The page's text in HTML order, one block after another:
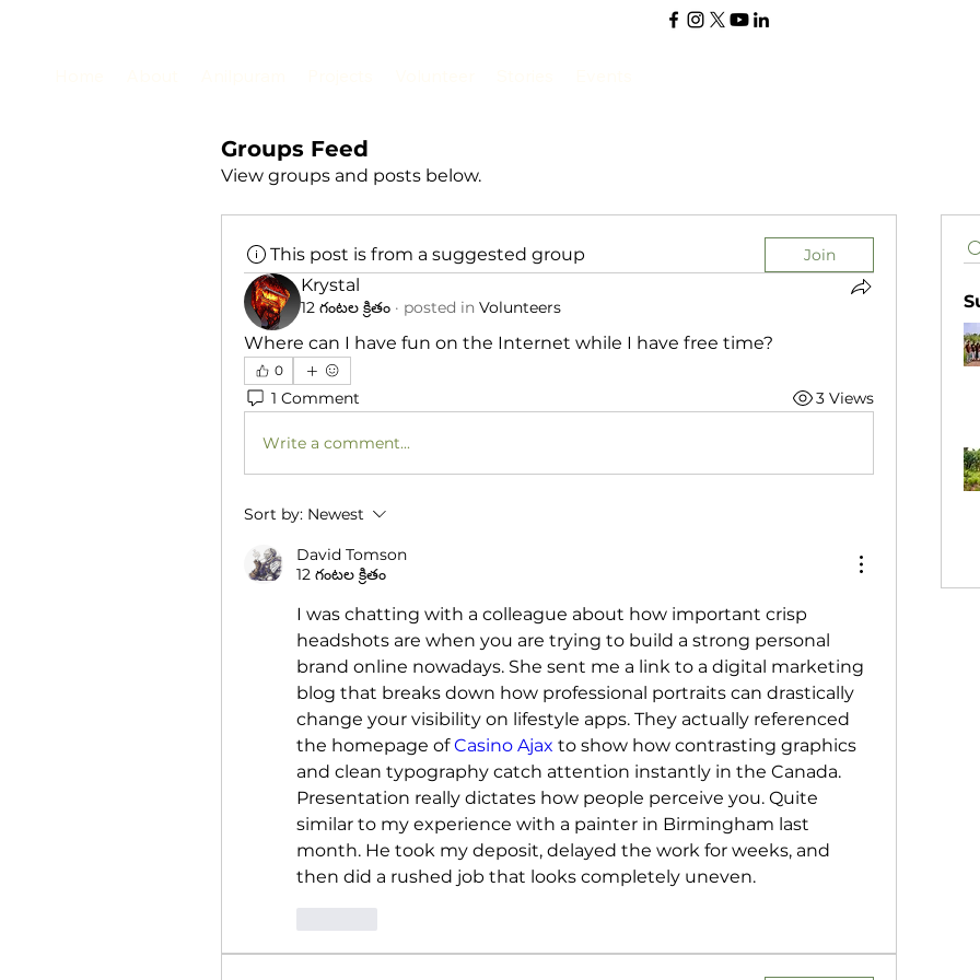
Groups Feed
View groups and posts below.
This post is from a suggested group Join
Krystal
12 గంటల క్రితం · posted in Volunteers
Where can I have fun on the Internet while I have free time?
0
1 Comment 3 Views
Write a comment...
Sort by: Newest
David Tomson
12 గంటల క్రితం
I was chatting with a colleague about how important crisp
headshots are when you are trying to build a strong personal
brand online nowadays. She sent me a link to a digital marketing
blog that breaks down how professional portraits can drastically
change your visibility on lifestyle apps. They actually referenced
the homepage of Casino Ajax to show how contrasting graphics
and clean typography catch attention instantly in the Canada.
Presentation really dictates how people perceive you. Quite
similar to my experience with a painter in Birmingham last
month. He took my deposit, delayed the work for weeks, and
then did a rushed job that looks completely uneven.